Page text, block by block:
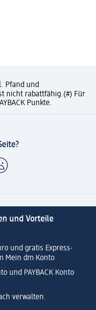
Pfand und
nicht rabattfähig.(#) Für
Punkte.
und Vorteile
und gratis Express-
Mein dm Konto
und PAYBACK Konto
verwalten.